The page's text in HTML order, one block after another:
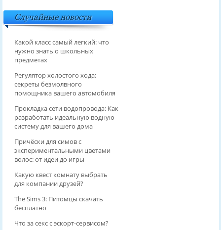
Случайные новости
Какой класс самый легкий: что
нужно знать о школьных
предметах
Регулятор холостого хода:
секреты безмолвного
помощника вашего автомобиля
Прокладка сети водопровода: Как
разработать идеальную водную
систему для вашего дома
Причёски для симов с
экспериментальными цветами
волос: от идеи до игры
Какую квест комнату выбрать
для компании друзей?
The Sims 3: Питомцы скачать
бесплатно
Что за секс с эскорт-сервисом?